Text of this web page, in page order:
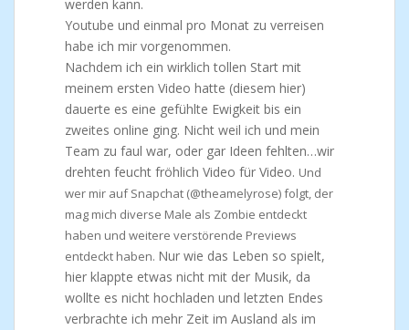
werden kann.
Youtube und einmal pro Monat zu verreisen
habe ich mir vorgenommen.
Nachdem ich ein wirklich tollen Start mit
meinem ersten Video hatte (diesem hier)
dauerte es eine gefühlte Ewigkeit bis ein
zweites online ging. Nicht weil ich und mein
Team zu faul war, oder gar Ideen fehlten…wir
drehten feucht fröhlich Video für Video. Und
wer mir auf Snapchat (@theamelyrose) folgt, der
mag mich diverse Male als Zombie entdeckt
haben und weitere verstörende Previews
entdeckt haben. Nur wie das Leben so spielt,
hier klappte etwas nicht mit der Musik, da
wollte es nicht hochladen und letzten Endes
verbrachte ich mehr Zeit im Ausland als im